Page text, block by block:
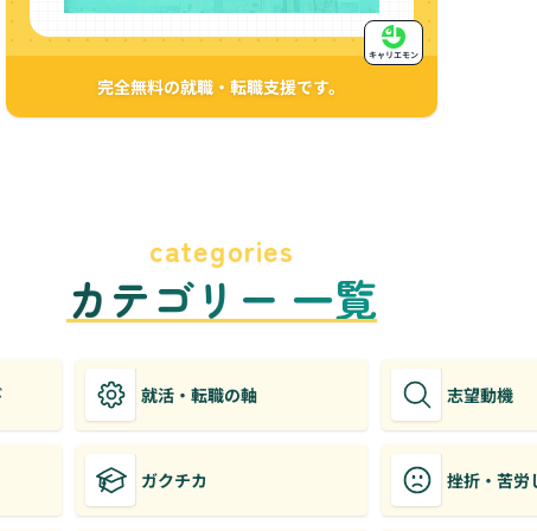
完全無料の就職・転職支援です。
キャリエモン
categories
カテゴリー 一覧
就活・転職の軸 志望動機
ガクチカ 挫折・苦労